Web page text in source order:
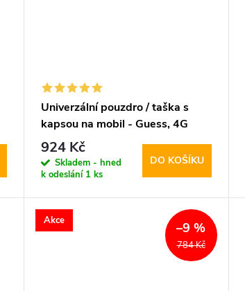
Univerzální pouzdro / taška s
kapsou na mobil - Guess, 4G
Saffiano Logo Bag Black
924 Kč
Skladem - hned
k odeslání 1 ks
DO KOŠÍKU
Akce
784 Kč
–9 %